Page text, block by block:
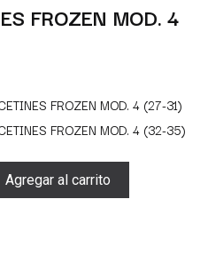
FROZEN MOD. 4
FROZEN MOD. 4 (27-31)
FROZEN MOD. 4 (32-35)
Agregar al carrito